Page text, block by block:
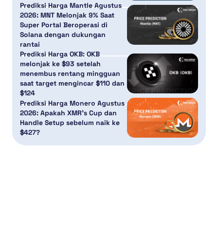
Prediksi Harga Mantle Agustus
2026: MNT Melonjak 9% Saat
Super Portal Beroperasi di
Solana dengan dukungan
rantai
Prediksi Harga OKB: OKB
melonjak ke $93 setelah
menembus rentang mingguan
saat target mengincar $110 dan
$124
Prediksi Harga Monero Agustus
2026: Apakah XMR’s Cup dan
Handle Setup sebelum naik ke
$427?